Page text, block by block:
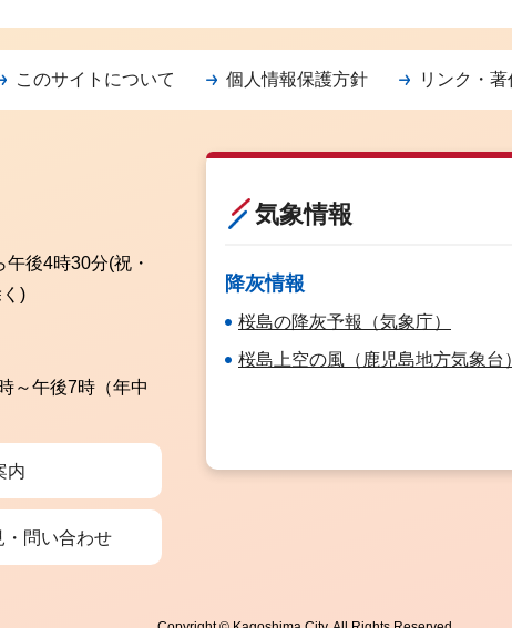
このサイトについて 個人情報保護方針 リンク・
午後4時30分(祝・
)
～午後7時（年中
内
・問い合わせ
気象情報
降灰情報
桜島の降灰予報（気象庁）
桜島上空の風（鹿児島地方気象台）